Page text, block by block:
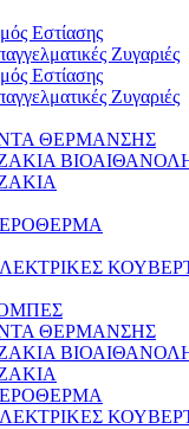
Εστίασης
Ζυγαριές
Εστίασης
Ζυγαριές
ΘΕΡΜΑΝΣΗΣ
ΘΕΡΜΑΝΣΗΣ